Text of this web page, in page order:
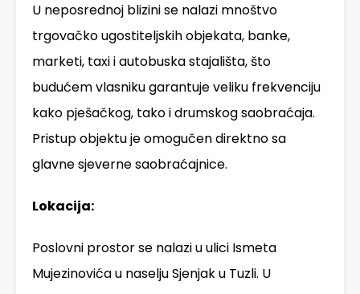
U neposrednoj blizini se nalazi mnoštvo
trgovačko ugostiteljskih objekata, banke,
marketi, taxi i autobuska stajališta, što
budućem vlasniku garantuje veliku frekvenciju
kako pješačkog, tako i drumskog saobraćaja.
Pristup objektu je omogučen direktno sa
glavne sjeverne saobraćajnice.
Lokacija:
Poslovni prostor se nalazi u ulici Ismeta
Mujezinovića u naselju Sjenjak u Tuzli. U